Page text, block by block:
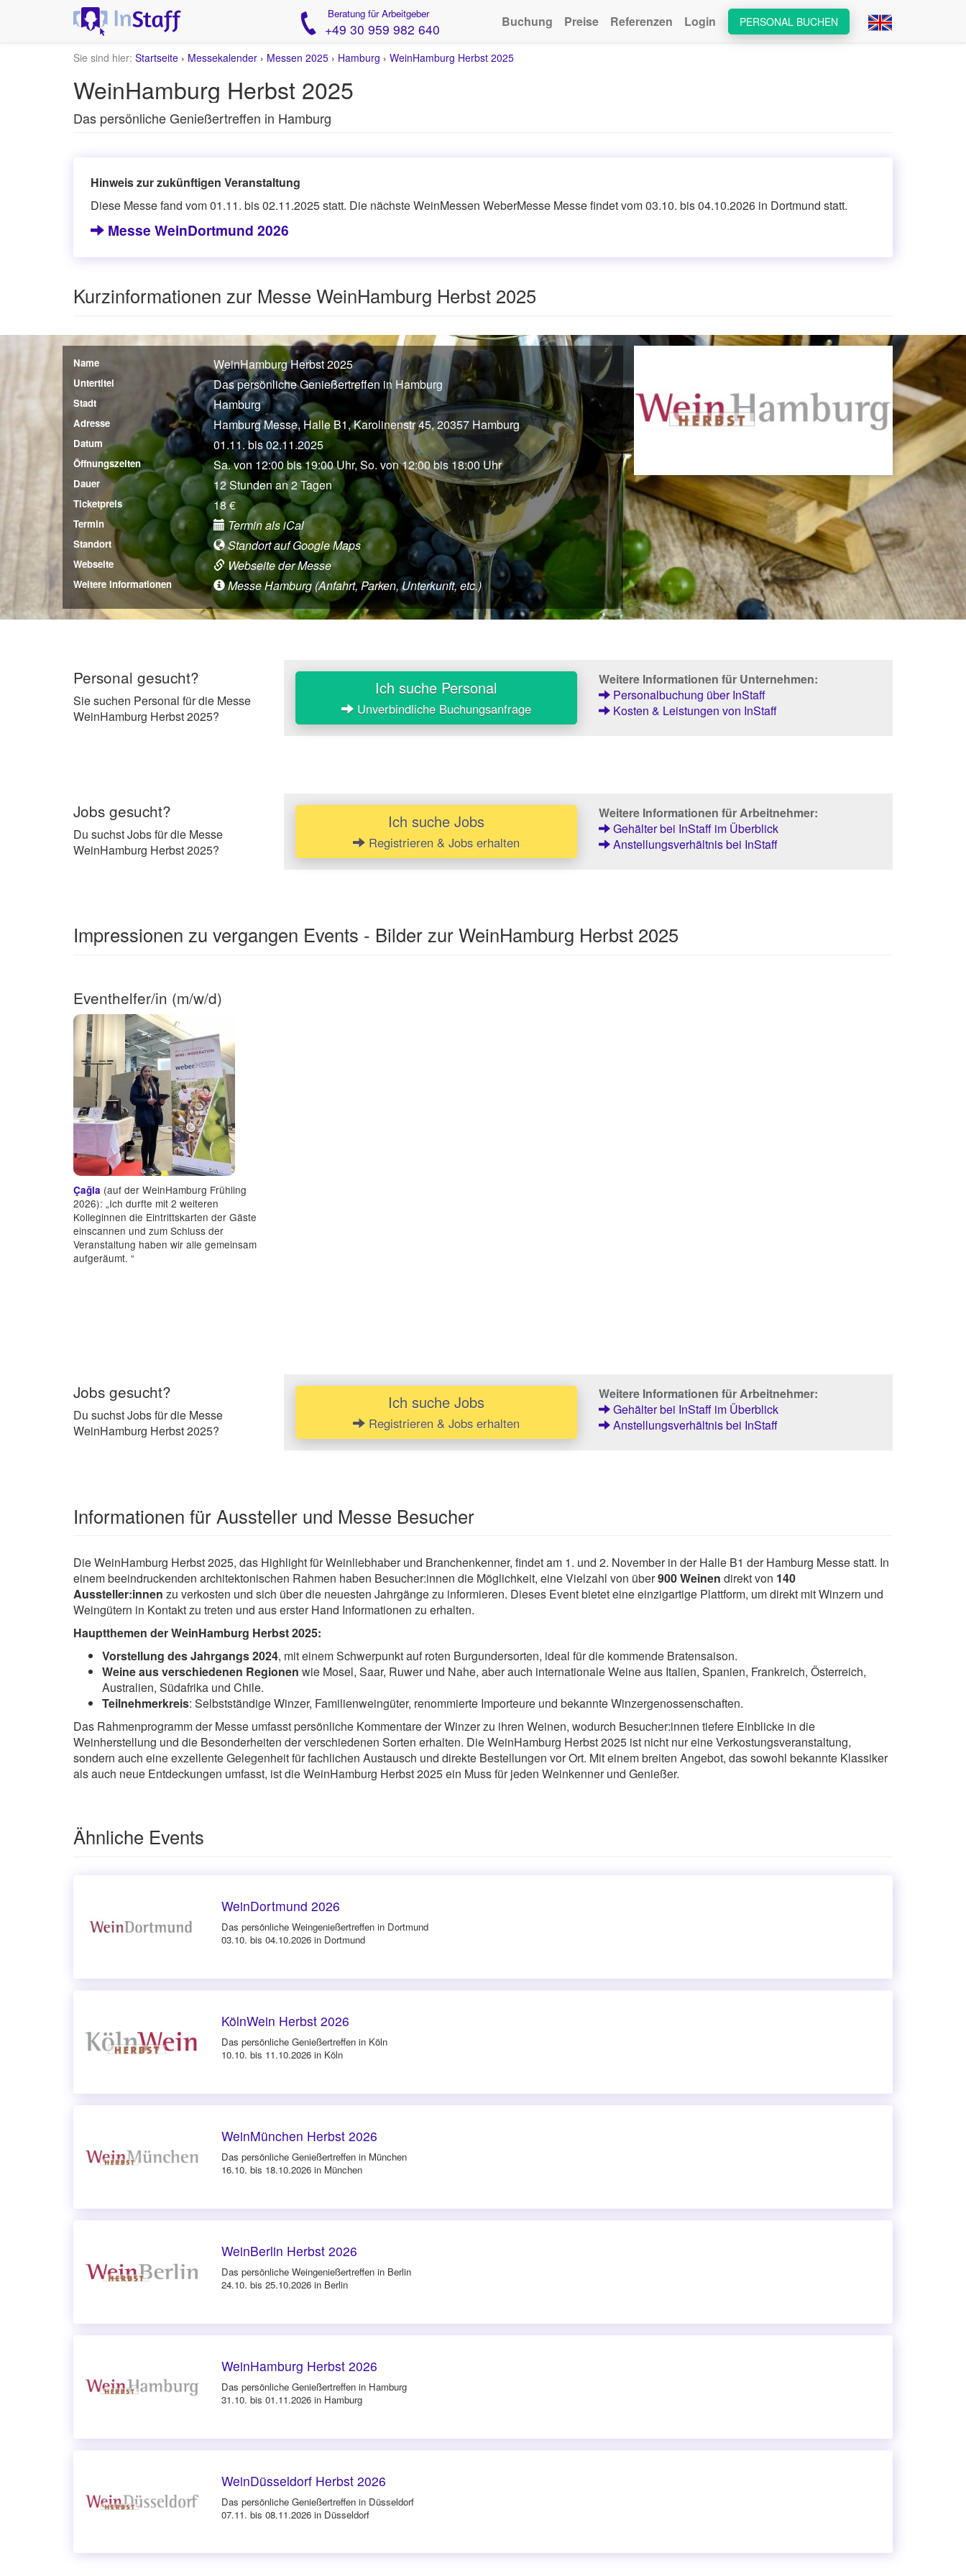
Beratung für Arbeitgeber
+49 30 959 982 640 PERSONAL BUCHEN
Buchung Preise Referenzen Login
Sie sind hier: Startseite › Messekalender › Messen 2025 › Hamburg › WeinHamburg Herbst 2025
WeinHamburg Herbst 2025
Das persönliche Genießertreffen in Hamburg
Hinweis zur zukünftigen Veranstaltung
Diese Messe fand vom 01.11. bis 02.11.2025 statt. Die nächste WeinMessen WeberMesse Messe findet vom 03.10. bis 04.10.2026 in Dortmund statt.
Messe WeinDortmund 2026
Kurzinformationen zur Messe WeinHamburg Herbst 2025
Name WeinHamburg Herbst 2025
Untertitel Das persönliche Genießertreffen in Hamburg
Stadt Hamburg
Adresse Hamburg Messe, Halle B1, Karolinenstr 45, 20357 Hamburg
Datum 01.11. bis 02.11.2025
Öffnungszeiten Sa. von 12:00 bis 19:00 Uhr, So. von 12:00 bis 18:00 Uhr
Dauer 12 Stunden an 2 Tagen
Ticketpreis 18 €
Termin Termin als iCal
Standort Standort auf Google Maps
Webseite Webseite der Messe
Weitere Informationen Messe Hamburg (Anfahrt, Parken, Unterkunft, etc.)
Personal gesucht?
Sie suchen Personal für die Messe
WeinHamburg Herbst 2025?
Ich suche Personal
Unverbindliche Buchungsanfrage
Weitere Informationen für Unternehmen:
Personalbuchung über InStaff
Kosten & Leistungen von InStaff
Jobs gesucht?
Du suchst Jobs für die Messe
WeinHamburg Herbst 2025?
Ich suche Jobs
Registrieren & Jobs erhalten
Weitere Informationen für Arbeitnehmer:
Gehälter bei InStaff im Überblick
Anstellungsverhältnis bei InStaff
Impressionen zu vergangen Events - Bilder zur WeinHamburg Herbst 2025
Eventhelfer/in (m/w/d)
Çağla (auf der WeinHamburg Frühling
2026): „Ich durfte mit 2 weiteren
Kolleginnen die Eintrittskarten der Gäste
einscannen und zum Schluss der
Veranstaltung haben wir alle gemeinsam
aufgeräumt. “
Jobs gesucht?
Du suchst Jobs für die Messe
WeinHamburg Herbst 2025?
Ich suche Jobs
Registrieren & Jobs erhalten
Weitere Informationen für Arbeitnehmer:
Gehälter bei InStaff im Überblick
Anstellungsverhältnis bei InStaff
Informationen für Aussteller und Messe Besucher
Die WeinHamburg Herbst 2025, das Highlight für Weinliebhaber und Branchenkenner, findet am 1. und 2. November in der Halle B1 der Hamburg Messe statt. In
einem beeindruckenden architektonischen Rahmen haben Besucher:innen die Möglichkeit, eine Vielzahl von über900 Weinen direkt von 140
Aussteller:innen zu verkosten und sich über die neuesten Jahrgänge zu informieren. Dieses Event bietet eine einzigartige Plattform, um direkt mit Winzern und
Weingütern in Kontakt zu treten und aus erster Hand Informationen zu erhalten.
Hauptthemen der WeinHamburg Herbst 2025:
Vorstellung des Jahrgangs 2024, mit einem Schwerpunkt auf roten Burgundersorten, ideal für die kommende Bratensaison.
Weine aus verschiedenen Regionen wie Mosel, Saar, Ruwer und Nahe, aber auch internationale Weine aus Italien, Spanien, Frankreich, Österreich,
Australien, Südafrika und Chile.
Teilnehmerkreis: Selbstständige Winzer, Familienweingüter, renommierte Importeure und bekannte Winzergenossenschaften.
Das Rahmenprogramm der Messe umfasst persönliche Kommentare der Winzer zu ihren Weinen, wodurch Besucher:innen tiefere Einblicke in die
Weinherstellung und die Besonderheiten der verschiedenen Sorten erhalten. Die WeinHamburg Herbst 2025 ist nicht nur eine Verkostungsveranstaltung,
sondern auch eine exzellente Gelegenheit für fachlichen Austausch und direkte Bestellungen vor Ort. Mit einem breiten Angebot, das sowohl bekannte Klassiker
als auch neue Entdeckungen umfasst, ist die WeinHamburg Herbst 2025 ein Muss für jeden Weinkenner und Genießer.
Ähnliche Events
WeinDortmund 2026
Das persönliche Weingenießertreffen in Dortmund
03.10. bis 04.10.2026 in Dortmund
KölnWein Herbst 2026
Das persönliche Genießertreffen in Köln
10.10. bis 11.10.2026 in Köln
WeinMünchen Herbst 2026
Das persönliche Genießertreffen in München
16.10. bis 18.10.2026 in München
WeinBerlin Herbst 2026
Das persönliche Weingenießertreffen in Berlin
24.10. bis 25.10.2026 in Berlin
WeinHamburg Herbst 2026
Das persönliche Genießertreffen in Hamburg
31.10. bis 01.11.2026 in Hamburg
WeinDüsseldorf Herbst 2026
Das persönliche Genießertreffen in Düsseldorf
07.11. bis 08.11.2026 in Düsseldorf